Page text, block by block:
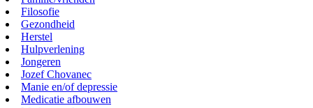
Filosofie
Gezondheid
Herstel
Hulpverlening
Jongeren
Jozef Chovanec
Manie en/of depressie
Medicatie afbouwen